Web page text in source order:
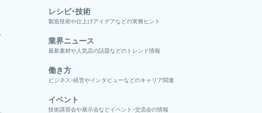
レシピ・技術
製造技術や仕上げアイデアなどの実務ヒント
業界ニュース
最新素材や人気店の話題などのトレンド情報
働き方
ビジネス・経営やインタビューなどのキャリア関連
イベント
技術講習会や展示会などイベント・交流会の情報